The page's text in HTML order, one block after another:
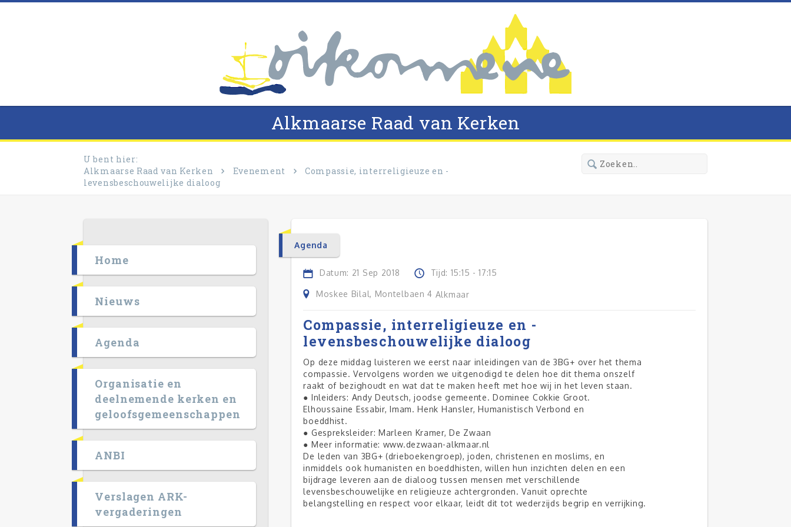
Alkmaarse Raad van Kerken
U bent hier:
Alkmaarse Raad van Kerken
Evenement
Compassie, interreligieuze en -
levensbeschouwelijke dialoog
Agenda
Datum: 21 Sep 2018 Tijd: 15:15 - 17:15
Moskee Bilal, Montelbaen 4 Alkmaar
Compassie, interreligieuze en -
levensbeschouwelijke dialoog
Op deze middag luisteren we eerst naar inleidingen van de 3BG+ over het thema
compassie. Vervolgens worden we uitgenodigd te delen hoe dit thema onszelf
raakt of bezighoudt en wat dat te maken heeft met hoe wij in het leven staan.
● Inleiders: Andy Deutsch, joodse gemeente. Dominee Cokkie Groot.
Elhoussaine Essabir, Imam. Henk Hansler, Humanistisch Verbond en
boeddhist.
● Gespreksleider: Marleen Kramer, De Zwaan
● Meer informatie: www.dezwaan-alkmaar.nl
De leden van 3BG+ (drieboekengroep), joden, christenen en moslims, en
inmiddels ook humanisten en boeddhisten, willen hun inzichten delen en een
bijdrage leveren aan de dialoog tussen mensen met verschillende
levensbeschouwelijke en religieuze achtergronden. Vanuit oprechte
belangstelling en respect voor elkaar, leidt dit tot wederzijds begrip en verrijking.
Home
Nieuws
Agenda
Organisatie en
deelnemende kerken en
geloofsgemeenschappen
ANBI
Verslagen ARK-
vergaderingen